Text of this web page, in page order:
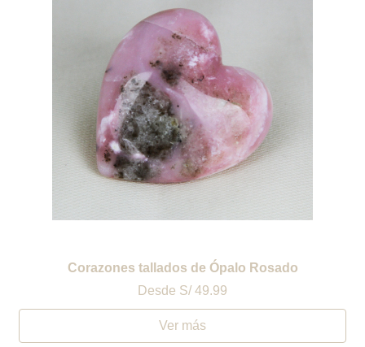
Corazones tallados de Ópalo Rosado
Desde S/ 49.99
Ver más